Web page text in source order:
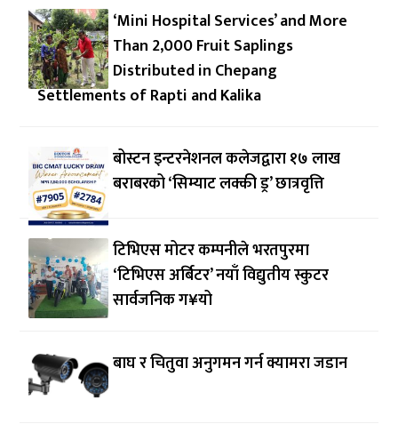
‘Mini Hospital Services’ and More
Than 2,000 Fruit Saplings
Distributed in Chepang
Settlements of Rapti and Kalika
बोस्टन इन्टरनेशनल कलेजद्वारा १७ लाख
बराबरको ‘सिम्याट लक्की ड्र’ छात्रवृत्ति
टिभिएस मोटर कम्पनीले भरतपुरमा
‘टिभिएस अर्बिटर’ नयाँ विद्युतीय स्कुटर
सार्वजनिक ग¥यो
बाघ र चितुवा अनुगमन गर्न क्यामरा जडान